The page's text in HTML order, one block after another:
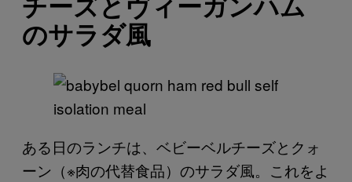
チーズとヴィーガンハム
のサラダ風
ある日のランチは、ベビーベルチーズとクォ
ーン（※肉の代替食品）のサラダ風。これをよ